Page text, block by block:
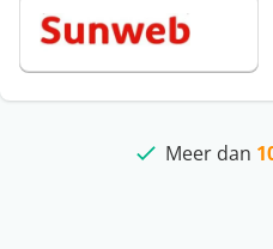
Meer dan